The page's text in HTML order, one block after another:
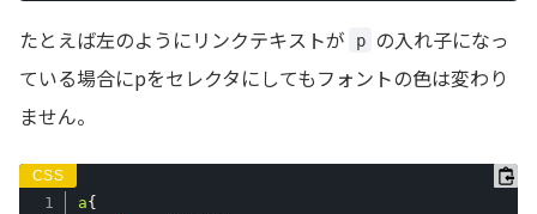
たとえば左のようにリンクテキストが p の入れ子になっ
ている場合にpをセレクタにしてもフォントの色は変わり
ません。
a{